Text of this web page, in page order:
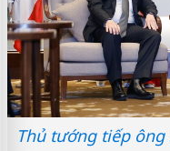
Thủ tướng tiếp ông